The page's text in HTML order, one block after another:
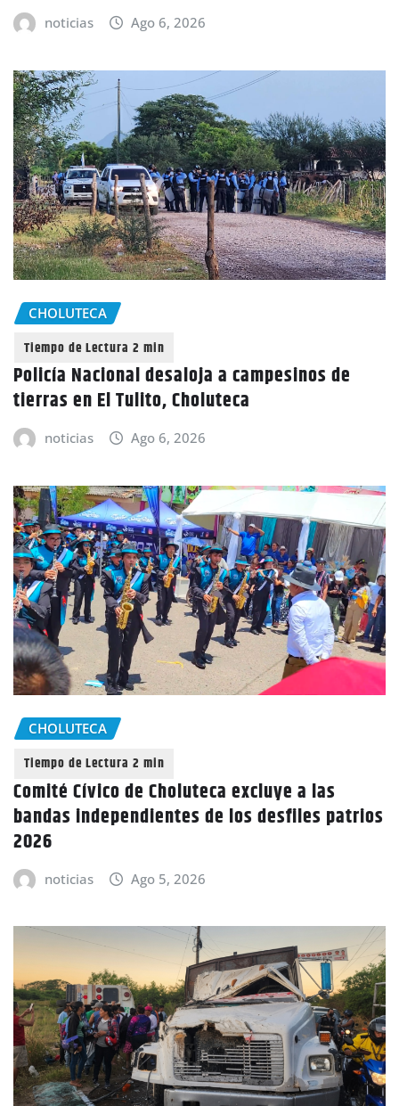
noticias Ago 6, 2026
CHOLUTECA
Policía Nacional desaloja a campesinos de
tierras en El Tulito, Choluteca
noticias Ago 6, 2026
CHOLUTECA
Comité Cívico de Choluteca excluye a las
bandas independientes de los desfiles patrios
2026
noticias Ago 5, 2026